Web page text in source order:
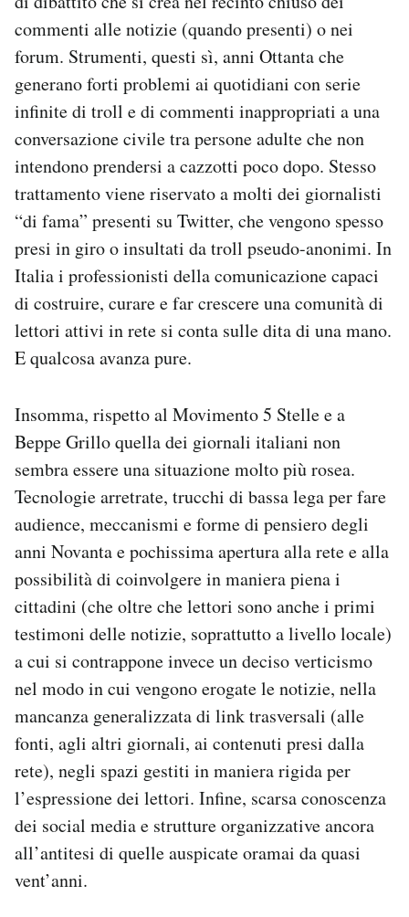
commenti alle notizie (quando presenti) o nei
forum. Strumenti, questi sì, anni Ottanta che
generano forti problemi ai quotidiani con serie
infinite di troll e di commenti inappropriati a una
conversazione civile tra persone adulte che non
intendono prendersi a cazzotti poco dopo. Stesso
trattamento viene riservato a molti dei giornalisti
“di fama” presenti su Twitter, che vengono spesso
presi in giro o insultati da troll pseudo-anonimi. In
Italia i professionisti della comunicazione capaci
di costruire, curare e far crescere una comunità di
lettori attivi in rete si conta sulle dita di una mano.
E qualcosa avanza pure.
Insomma, rispetto al Movimento 5 Stelle e a
Beppe Grillo quella dei giornali italiani non
sembra essere una situazione molto più rosea.
Tecnologie arretrate, trucchi di bassa lega per fare
audience, meccanismi e forme di pensiero degli
anni Novanta e pochissima apertura alla rete e alla
possibilità di coinvolgere in maniera piena i
cittadini (che oltre che lettori sono anche i primi
testimoni delle notizie, soprattutto a livello locale)
a cui si contrappone invece un deciso verticismo
nel modo in cui vengono erogate le notizie, nella
mancanza generalizzata di link trasversali (alle
fonti, agli altri giornali, ai contenuti presi dalla
rete), negli spazi gestiti in maniera rigida per
l’espressione dei lettori. Infine, scarsa conoscenza
dei social media e strutture organizzative ancora
all’antitesi di quelle auspicate oramai da quasi
vent’anni.